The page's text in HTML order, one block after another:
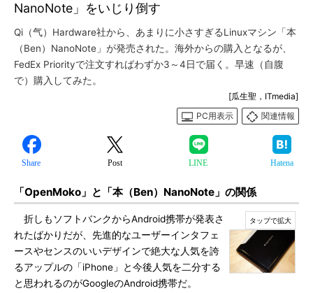
NanoNote」をいじり倒す
Qi（气）Hardware社から、あまりに小さすぎるLinuxマシン「本
（Ben）NanoNote」が発売された。海外からの購入となるが、
FedEx Priorityで注文すればわずか3～4日で届く。早速（自腹
で）購入してみた。
[瓜生聖，ITmedia]
PC用表示
関連情報
Share Post LINE Hatena
「OpenMoko」と「本（Ben）NanoNote」の関係
折しもソフトバンクからAndroid携帯が発表さ
れたばかりだが、先進的なユーザーインタフェ
ースやセンスのいいデザインで絶大な人気を誇
るアップルの「iPhone」と今後人気を二分する
と思われるのがGoogleのAndroid携帯だ。